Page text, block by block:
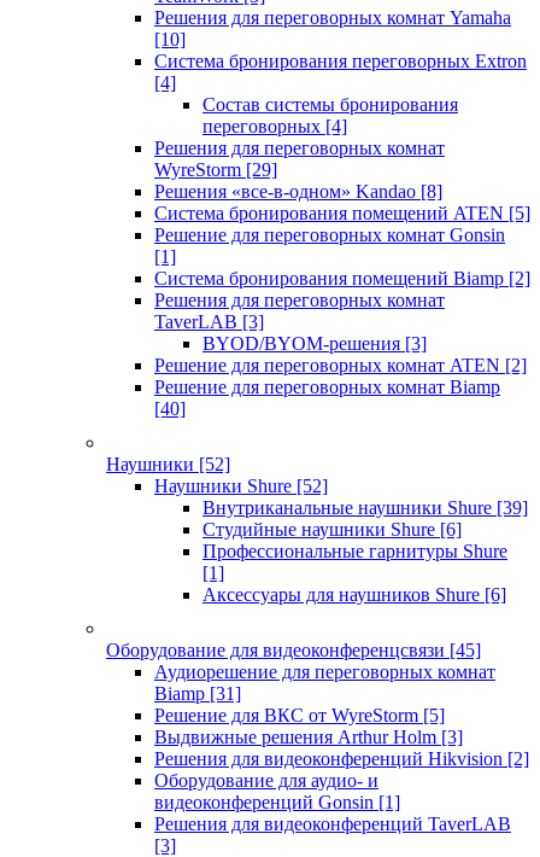
Решения для переговорных комнат Yamaha
[10]
Система бронирования переговорных Extron
[4]
Состав системы бронирования
переговорных [4]
Решения для переговорных комнат
WyreStorm [29]
Решения «все-в-одном» Kandao [8]
Система бронирования помещений ATEN [5]
Решение для переговорных комнат Gonsin
[1]
Система бронирования помещений Biamp [2]
Решения для переговорных комнат
TaverLAB [3]
BYOD/BYOM-решения [3]
Решение для переговорных комнат ATEN [2]
Решение для переговорных комнат Biamp
[40]
Наушники [52]
Наушники Shure [52]
Внутриканальные наушники Shure [39]
Студийные наушники Shure [6]
Профессиональные гарнитуры Shure
[1]
Аксессуары для наушников Shure [6]
Оборудование для видеоконференцсвязи [45]
Аудиорешение для переговорных комнат
Biamp [31]
Решение для ВКС от WyreStorm [5]
Выдвижные решения Arthur Holm [3]
Решения для видеоконференций Hikvision [2]
Оборудование для аудио- и
видеоконференций Gonsin [1]
Решения для видеоконференций TaverLAB
[3]